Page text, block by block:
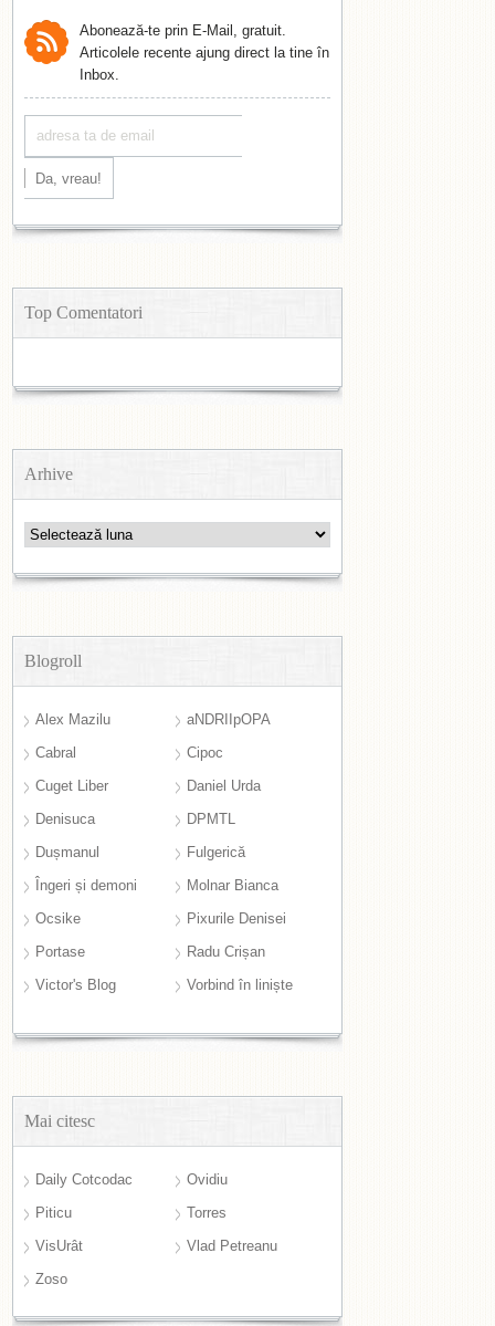
Abonează-te prin E-Mail, gratuit.
Articolele recente ajung direct la tine în
Inbox.
Top Comentatori
Arhive
Arhive
Blogroll
Alex Mazilu
aNDRIIpOPA
Cabral
Cipoc
Cuget Liber
Daniel Urda
Denisuca
DPMTL
Dușmanul
Fulgerică
Îngeri și demoni
Molnar Bianca
Ocsike
Pixurile Denisei
Portase
Radu Crișan
Victor's Blog
Vorbind în liniște
Mai citesc
Daily Cotcodac
Ovidiu
Piticu
Torres
VisUrât
Vlad Petreanu
Zoso